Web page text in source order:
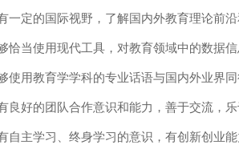
一定的国际视野，了解国内外教育理论前沿
恰当使用现代工具，对教育领域中的数据
使用教育学学科的专业话语与国内外业界
良好的团队合作意识和能力，善于交流，乐
自主学习、终身学习的意识，有创新创业